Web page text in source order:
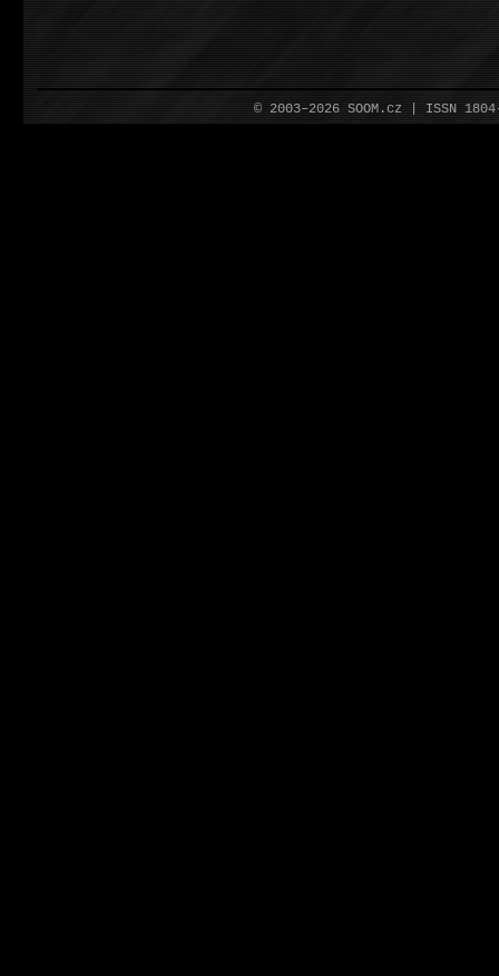
© 2003–2026 SOOM.cz | ISSN